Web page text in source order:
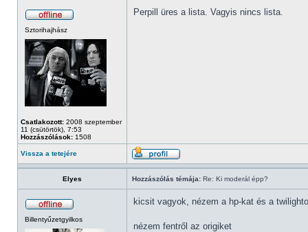
Sztorihajhász
Csatlakozott: 2008 szeptember
11 (csütörtök), 7:53
Hozzászólások: 1508
Perpill üres a lista. Vagyis nincs lista.
Vissza a tetejére
Elyes Hozzászólás témája: Re: Ki moderál épp?
Billentyűzetgyilkos
kicsit vagyok, nézem a hp-kat és a
nézem fentről az origiket